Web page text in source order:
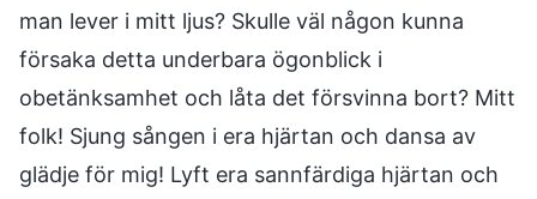
man lever i mitt ljus? Skulle väl någon kunna
försaka detta underbara ögonblick i
obetänksamhet och låta det försvinna bort? Mitt
folk! Sjung sången i era hjärtan och dansa av
glädje för mig! Lyft era sannfärdiga hjärtan och